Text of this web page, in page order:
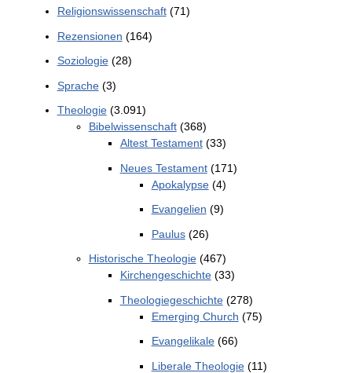
Religionswissenschaft(71)
Rezensionen (164)
Soziologie(28)
Sprache(3)
Theologie(3.091)
Bibelwissenschaft(368)
Altest Testament(33)
Neues Testament(171)
Apokalypse(4)
Evangelien (9)
Paulus(26)
Historische Theologie(467)
Kirchengeschichte(33)
Theologiegeschichte(278)
Emerging Church (75)
Evangelikale(66)
Liberale Theologie(11)